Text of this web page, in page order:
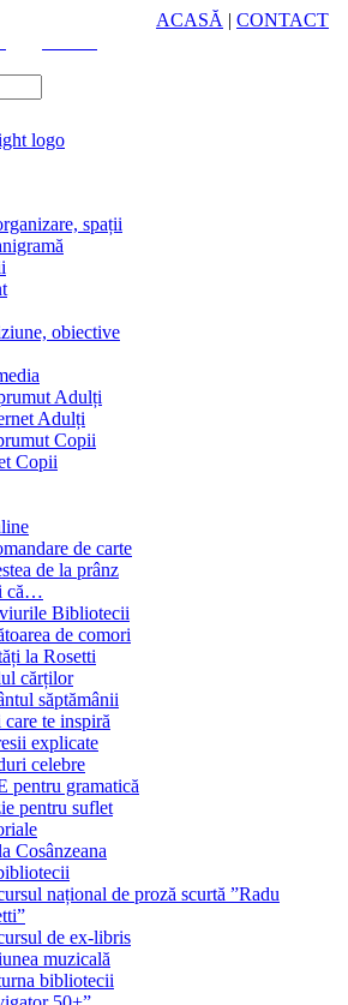
ACASĂ | CONTACT
spații
obiective
Adulți
Adulți
Copii
Copii
de carte
de la prânz
că…
Bibliotecii
de comori
la Rosetti
cărților
săptămânii
care te inspiră
explicate
celebre
pentru gramatică
pentru suflet
Cosânzeana
național de proză scurtă ”Radu
de ex-libris
muzicală
bibliotecii